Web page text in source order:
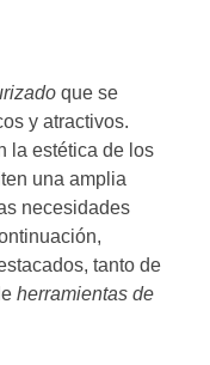
que se
y atractivos.
la estética de los
una amplia
necesidades
tanto de
herramientas de